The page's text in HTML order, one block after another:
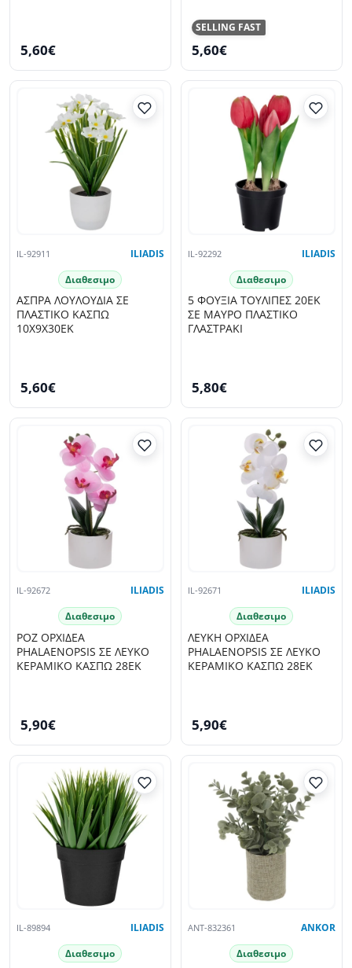
5,60€
SELLING FAST
5,60€
IL-92911 ILIADIS
Διαθεσιμο
ΑΣΠΡΑ ΛΟΥΛΟΥΔΙΑ ΣΕ
ΠΛΑΣΤΙΚΟ ΚΑΣΠΩ
10Χ9Χ30ΕΚ
5,60€
IL-92292 ILIADIS
Διαθεσιμο
5 ΦΟΥΞΙΑ ΤΟΥΛΙΠΕΣ 20ΕΚ
ΣΕ ΜΑΥΡΟ ΠΛΑΣΤΙΚΟ
ΓΛΑΣΤΡΑΚΙ
5,80€
IL-92672 ILIADIS
Διαθεσιμο
ΡΟΖ ΟΡΧΙΔΕΑ
PHALAENOPSIS ΣΕ ΛΕΥΚΟ
ΚΕΡΑΜΙΚΟ ΚΑΣΠΩ 28ΕΚ
5,90€
IL-92671 ILIADIS
Διαθεσιμο
ΛΕΥΚΗ ΟΡΧΙΔΕΑ
PHALAENOPSIS ΣΕ ΛΕΥΚΟ
ΚΕΡΑΜΙΚΟ ΚΑΣΠΩ 28ΕΚ
5,90€
IL-89894 ILIADIS
Διαθεσιμο
ANT-832361 ANKOR
Διαθεσιμο